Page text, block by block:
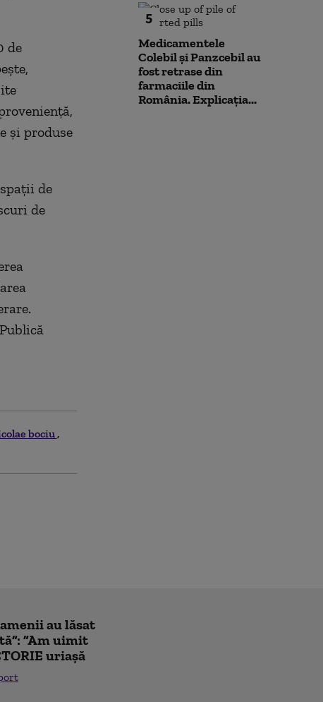
de
şi produse
de
de
bociu
5
Medicamentele
Colebil și Panzcebil au
fost retrase din
farmaciile din
România. Explicația...
au lăsat
”Am uimit
uriașă